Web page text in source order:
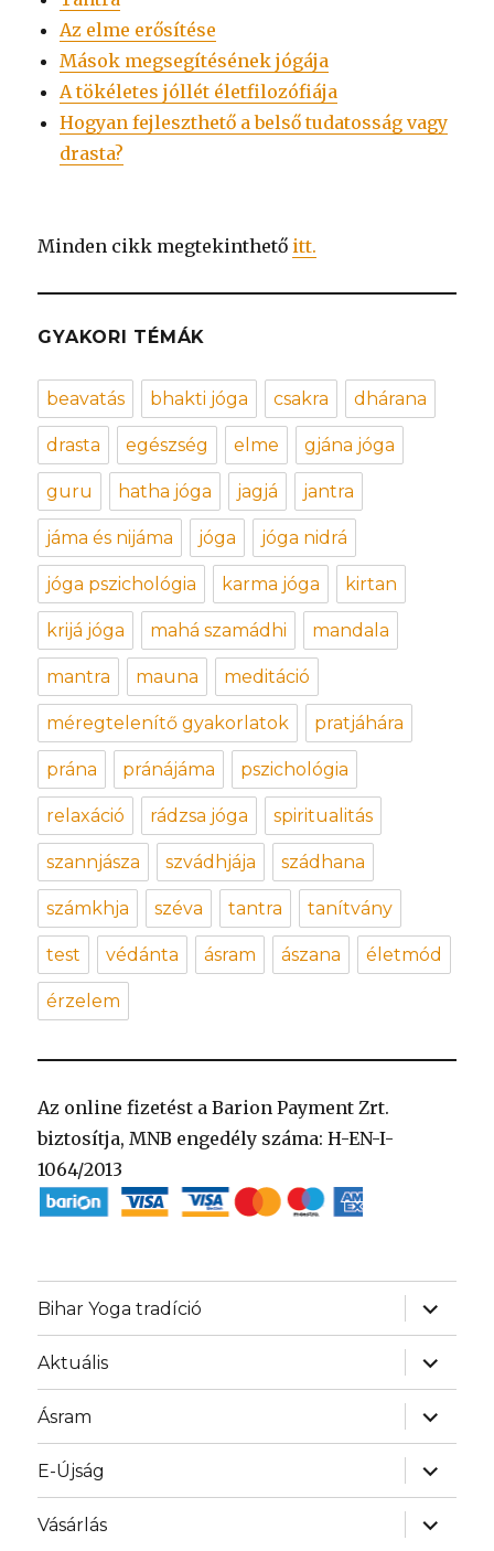
Az elme erősítése
Mások megsegítésének jógája
A tökéletes jóllét életfilozófiája
Hogyan fejleszthető a belső tudatosság vagy
drasta?
Minden cikk megtekinthető itt.
GYAKORI TÉMÁK
beavatás bhakti jóga csakra dhárana
drasta egészség elme gjána jóga
guru hatha jóga jagjá jantra
jáma és nijáma jóga jóga nidrá
jóga pszichológia karma jóga kirtan
krijá jóga mahá szamádhi mandala
mantra mauna meditáció
méregtelenítő gyakorlatok pratjáhára
prána pránájáma pszichológia
relaxáció rádzsa jóga spiritualitás
szannjásza szvádhjája szádhana
számkhja széva tantra tanítvány
test védánta ásram ászana életmód
érzelem
Az online fizetést a Barion Payment Zrt.
biztosítja, MNB engedély száma: H-EN-I-
1064/2013
Bihar Yoga tradíció
almenü
Aktuális
almenü
Ásram
almenü
E-Újság
almenü
Vásárlás
almenü